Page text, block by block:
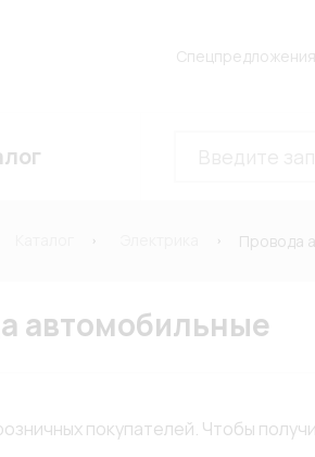
Спецпредложения
Провода
автомобильные
покупателей. Чтобы